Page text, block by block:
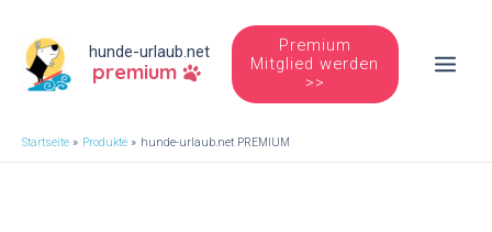
Inhalt
springen
hunde-urlaub.net
premium
Premium
Mitglied werden
>>
Startseite Produkte hunde-urlaub.net PREMIUM